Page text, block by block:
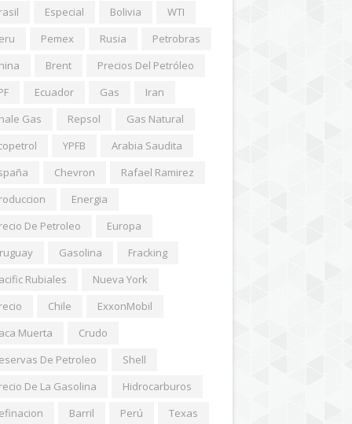
Especial Bolivia
WTI
Pemex Rusia
Petrobras
Brent
Precios Del Petróleo
Ecuador Gas
Iran
Gas
Repsol
Gas Natural
YPFB
Arabia Saudita
Chevron
Rafael Ramirez
Energia
De Petroleo
Europa
Gasolina
Fracking
Rubiales
Nueva York
Chile
ExxonMobil
Muerta
Crudo
De Petroleo
Shell
De La Gasolina
Hidrocarburos
Barril Perú
Texas